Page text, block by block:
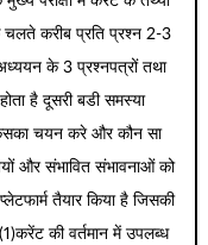
चलते करीब प्रति प्रश्न 2-3
के 3 प्रश्नपत्रों तथा
है दूसरी बडी समस्या
चयन करे और कौन सा
और संभावित संभावनाओं को
तैयार किया है जिसकी
की वर्तमान में उपलब्ध